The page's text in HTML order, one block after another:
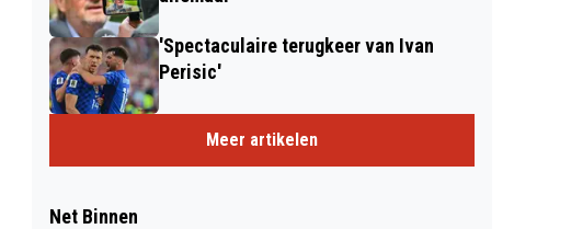
'Spectaculaire terugkeer van Ivan
Perisic'
Meer artikelen
Net Binnen